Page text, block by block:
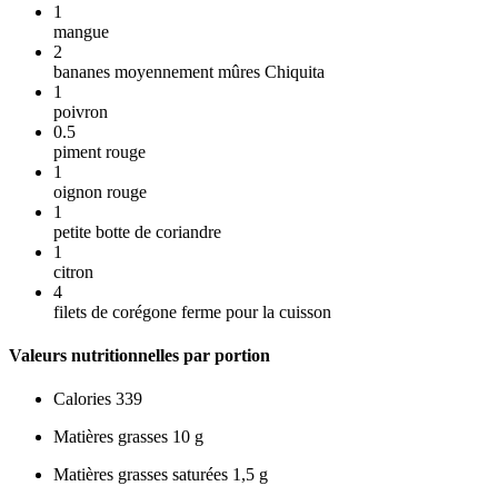
1
mangue
2
bananes moyennement mûres Chiquita
1
poivron
0.5
piment rouge
1
oignon rouge
1
petite botte de coriandre
1
citron
4
filets de corégone ferme pour la cuisson
Valeurs nutritionnelles par portion
Calories 339
Matières grasses 10 g
Matières grasses saturées 1,5 g